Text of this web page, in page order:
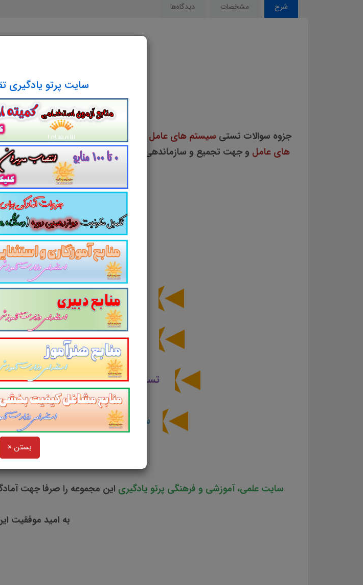
سایت پرتو یادگیری
بستن ×
شرح مشخصات دیدگاه‌ها
تست سیستم
مطابق با آخرین اطلاعیه
جزوه سوالات تستی سیستم های عامل سوال تستی در صفحه در
های عامل و جهت تجمیع و سازماندهی ذهنی و آمادگی برای آزمون های
به داوطلبین عزیز
کاملا تخصصی در حیطه
منبع در قالب
لینک
جزوهمنابععمومیآزمون
تستمنابععمومیآزمون
تست تفکر تحلیلی سیستمی (منابع
سایر منابعآزمون استخدامی نیروی
کاری از سایت
سایت علمی، آموزشی و فرهنگی پرتو یادگیری این مجموعه را صرفا جهت
به امید موفقیت